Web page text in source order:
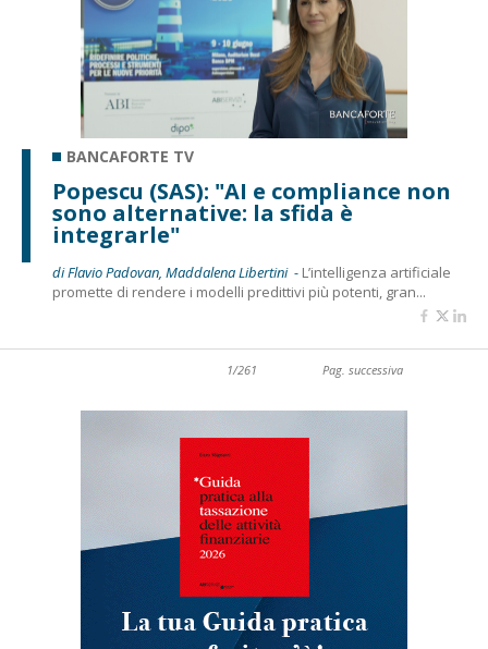
BANCAFORTE TV
Popescu (SAS): "AI e compliance non
sono alternative: la sfida è
integrarle"
di Flavio Padovan, Maddalena Libertini - L’intelligenza artificiale
promette di rendere i modelli predittivi più potenti, gran...
1/261 Pag. successiva